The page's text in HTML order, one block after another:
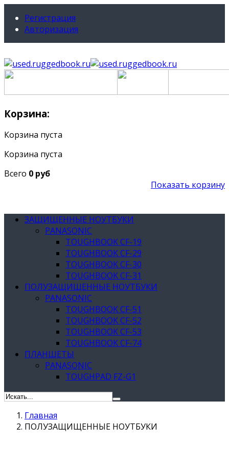
Регистрация
Авторизация
Корзина:
Корзина пуста
Корзина пуста
Всего 0 руб
Показать корзину
ЗАЩИЩЕННЫЕ НОУТБУКИ
PANASONIC
TOUGHBOOK CF-19
TOUGHBOOK CF-29
TOUGHBOOK CF-30
TOUGHBOOK CF-31
ПОЛУЗАЩИЩЕННЫЕ НОУТБУКИ
PANASONIC
TOUGHBOOK CF-51
TOUGHBOOK CF-52
TOUGHBOOK CF-53
TOUGHBOOK CF-74
ПЛАНШЕТЫ
PANASONIC
TOUGHPAD FZ-G1
Главная
ПОЛУЗАЩИЩЕННЫЕ НОУТБУКИ